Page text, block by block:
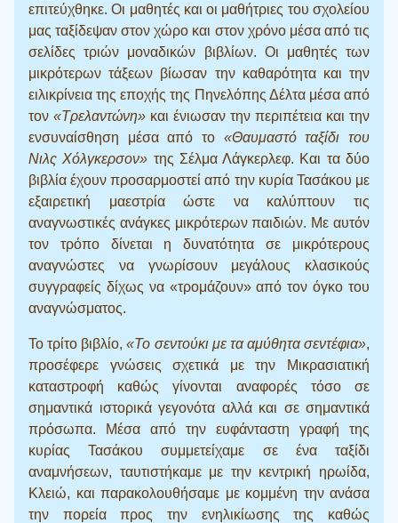
επιτεύχθηκε. Οι μαθητές και οι μαθήτριες του σχολείου
μας ταξίδεψαν στον χώρο και στον χρόνο μέσα από τις
σελίδες τριών μοναδικών βιβλίων. Οι μαθητές των
μικρότερων τάξεων βίωσαν την καθαρότητα και την
ειλικρίνεια της εποχής της Πηνελόπης Δέλτα μέσα από
τον «Τρελαντώνη» και ένιωσαν την περιπέτεια και την
ενσυναίσθηση μέσα από το «Θαυμαστό ταξίδι του
Νιλς Χόλγκερσον» της Σέλμα Λάγκερλεφ. Και τα δύο
βιβλία έχουν προσαρμοστεί από την κυρία Τασάκου με
εξαιρετική μαεστρία ώστε να καλύπτουν τις
αναγνωστικές ανάγκες μικρότερων παιδιών. Με αυτόν
τον τρόπο δίνεται η δυνατότητα σε μικρότερους
αναγνώστες να γνωρίσουν μεγάλους κλασικούς
συγγραφείς δίχως να «τρομάζουν» από τον όγκο του
αναγνώσματος.
Το τρίτο βιβλίο,«Το σεντούκι με τα αμύθητα σεντέφια»,
προσέφερε γνώσεις σχετικά με την Μικρασιατική
καταστροφή καθώς γίνονται αναφορές τόσο σε
σημαντικά ιστορικά γεγονότα αλλά και σε σημαντικά
πρόσωπα. Μέσα από την ευφάνταστη γραφή της
κυρίας Τασάκου συμμετείχαμε σε ένα ταξίδι
αναμνήσεων, ταυτιστήκαμε με την κεντρική ηρωίδα,
Κλειώ, και παρακολουθήσαμε με κομμένη την ανάσα
την πορεία προς την ενηλικίωσης της καθώς